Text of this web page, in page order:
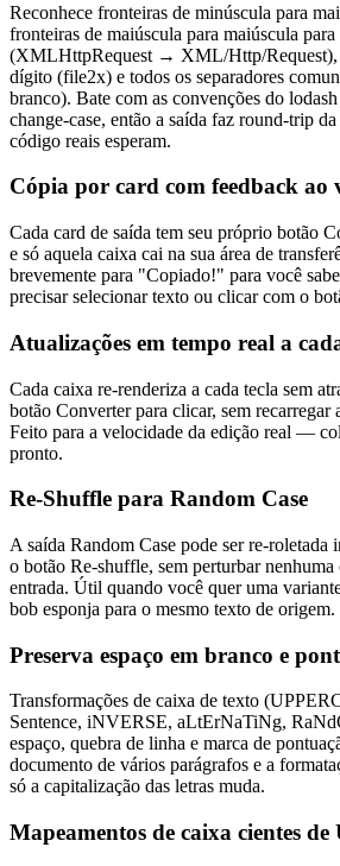
Reconhece fronteiras de minúscula para
fronteiras de maiúscula para maiúscula
(XMLHttpRequest → XML/Http/Request),
dígito (file2x) e todos os separadores
branco). Bate com as convenções do
change-case, então a saída faz round-trip
código reais esperam.
Cópia por card com feedback ao
Cada card de saída tem seu próprio botão
e só aquela caixa cai na sua área de
brevemente para "Copiado!" para você
precisar selecionar texto ou clicar com o
Atualizações em tempo real a
Cada caixa re-renderiza a cada tecla sem
botão Converter para clicar, sem recarregar
Feito para a velocidade da edição real —
pronto.
Re-Shuffle para Random Case
A saída Random Case pode ser re-roletada
o botão Re-shuffle, sem perturbar
entrada. Útil quando você quer uma
bob esponja para o mesmo texto de origem.
Preserva espaço em branco e
Transformações de caixa de texto
Sentence, iNVERSE, aLtErNaTiNg,
espaço, quebra de linha e marca de
documento de vários parágrafos e a
só a capitalização das letras muda.
Mapeamentos de caixa cientes de